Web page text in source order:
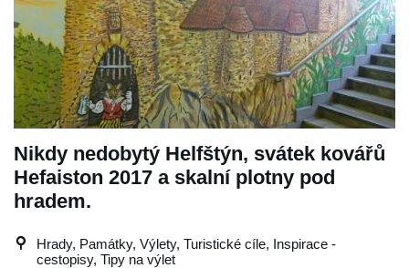
Nikdy nedobytý Helfštýn, svátek kovářů
Hefaiston 2017 a skalní plotny pod
hradem.
Hrady, Památky, Výlety, Turistické cíle, Inspirace -
cestopisy, Tipy na výlet